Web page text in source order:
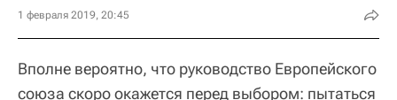
1 февраля 2019, 20:45
Вполне вероятно, что руководство Европейского
союза скоро окажется перед выбором: пытаться